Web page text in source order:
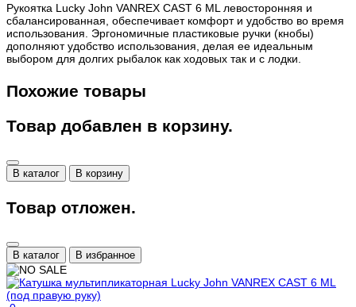
Рукоятка Lucky John VANREX CAST 6 ML левосторонняя и
сбалансированная, обеспечивает комфорт и удобство во время
использования. Эргономичные пластиковые ручки (кнобы)
дополняют удобство использования, делая ее идеальным
выбором для долгих рыбалок как ходовых так и с лодки.
Похожие товары
Товар добавлен в корзину.
В каталог В корзину
Товар отложен.
В каталог В избранное